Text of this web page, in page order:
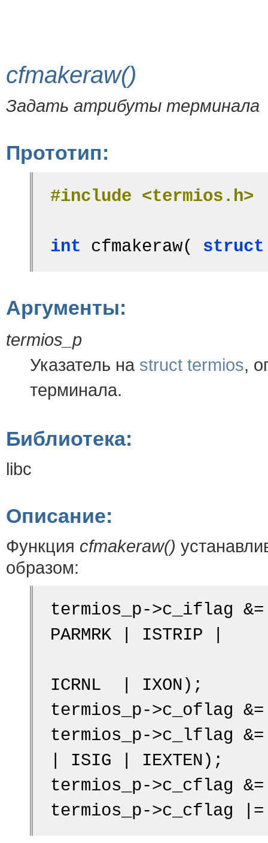
cfmakeraw()
Задать атрибуты терминала
Прототип:
#include <termios.h>
int cfmakeraw( struct
Аргументы:
termios_p
Указатель на struct termios,
терминала.
Библиотека:
libc
Описание:
Функция cfmakeraw()
образом:
termios_p->c_iflag &=
PARMRK | ISTRIP |
ICRNL  | IXON);
termios_p->c_oflag &=
termios_p->c_lflag &=
| ISIG | IEXTEN);
termios_p->c_cflag &=
termios_p->c_cflag |=